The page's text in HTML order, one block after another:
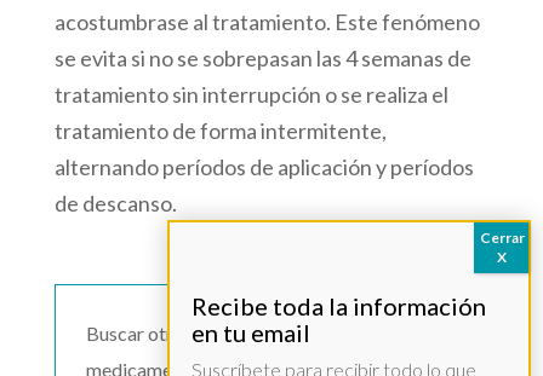
acostumbrase al tratamiento. Este fenómeno
se evita si no se sobrepasan las 4 semanas de
tratamiento sin interrupción o se realiza el
tratamiento de forma intermitente,
alternando períodos de aplicación y períodos
de descanso.
Buscar otro
medicamento >>Suscríbete para recibir todo lo que